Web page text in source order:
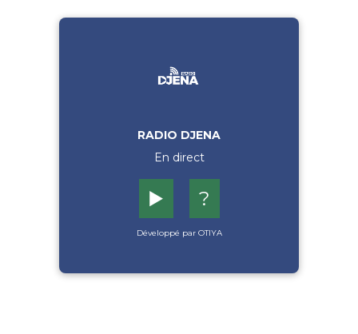
RADIO DJENA
En direct
▶️ ?
Développé par OTIYA